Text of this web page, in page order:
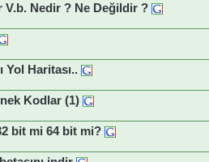
V.b. Nedir ? Ne Değildir ?
Yol Haritası..
Kodlar (1)
bit mi 64 bit mi?